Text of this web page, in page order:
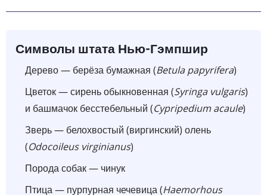
Символы штата Нью-Гэмпшир
Дерево — берёза бумажная (Betula papyrifera)
Цветок — сирень обыкновенная (Syringa vulgaris)
и башмачок бесстебельный (Cypripedium acaule)
Зверь — белохвостый (виргинский) олень
(Odocoileus virginianus)
Порода собак — чинук
Птица — пурпурная чечевица (Haemorhous